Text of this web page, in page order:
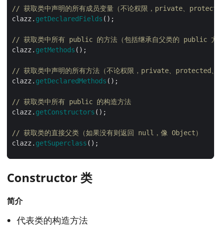
// 获取类中声明的所有成员变量（不论权限，private、
clazz. getDeclaredFields
// 获取类中所有 public 的方法（包括继承自父类的 public 方
clazz. getMethods
// 获取类中声明的所有方法（不论权限，private、protected
clazz. getDeclaredMethods
// 获取类中所有 public 的构造方法
clazz. getConstructors
// 获取类的直接父类（如果没有则返回 null，像 Object）
clazz. getSuperclass
clazz.getInterfaces
Constructor 类
简介
代表类的构造方法